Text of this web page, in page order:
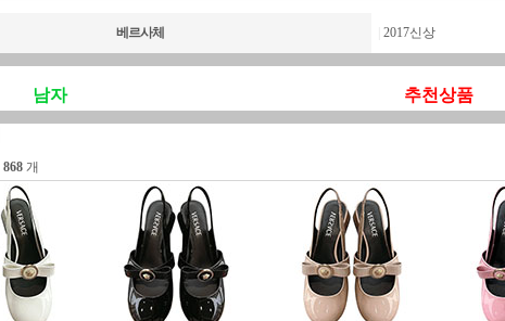
베르사체 2017신상
남자 추천상품
868 개